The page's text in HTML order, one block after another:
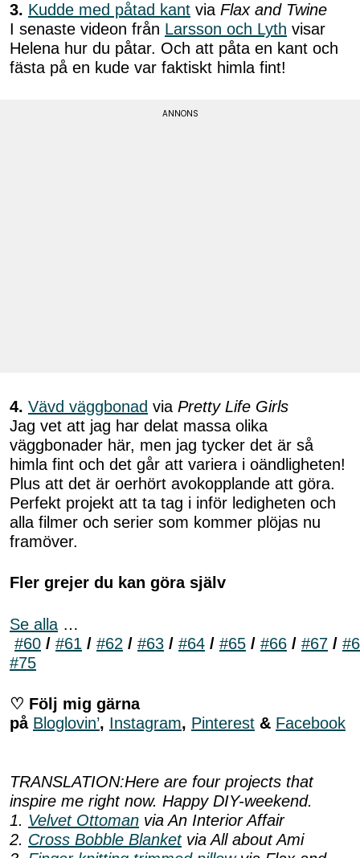
3. Kudde med påtad kant via Flax and Twine
I senaste videon från Larsson och Lyth visar
Helena hur du påtar. Och att påta en kant och
fästa på en kude var faktiskt himla fint!
4. Vävd väggbonad via Pretty Life Girls
Jag vet att jag har delat massa olika
väggbonader här, men jag tycker det är så
himla fint och det går att variera i oändligheten!
Plus att det är oerhört avokopplande att göra.
Perfekt projekt att ta tag i inför ledigheten och
alla filmer och serier som kommer plöjas nu
framöver.
Fler grejer du kan göra själv
Se alla …
#60 / #61 / #62 / #63 / #64 / #65 / #66 / #67 /
#75
♡ Följ mig gärna
på Bloglovin’, Instagram, Pinterest & Facebook
TRANSLATION:Here are four projects that
inspire me right now. Happy DIY-weekend.
1. Velvet Ottoman via An Interior Affair
2. Cross Bobble Blanketvia All about Ami